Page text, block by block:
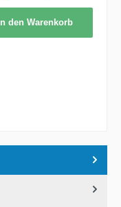
In den Warenkorb